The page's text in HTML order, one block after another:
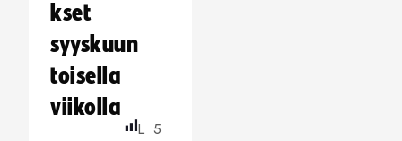
kset
syyskuun
toisella
viikolla
L 5